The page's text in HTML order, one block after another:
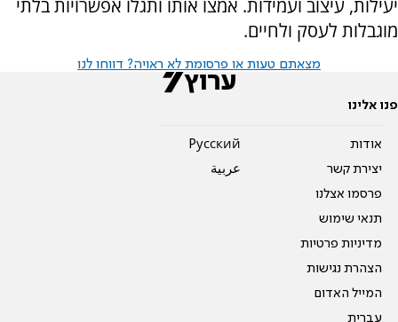
יעילות, עיצוב ועמידות. אמצו אותו ותגלו אפשרויות בלתי
מוגבלות לעסק ולחיים.
מצאתם טעות או פרסומת לא ראויה? דווחו לנו
פנו אלינו
אודות
יצירת קשר
פרסמו אצלנו
תנאי שימוש
מדיניות פרטיות
הצהרת נגישות
המייל האדום
עברית
Pусский
عربية